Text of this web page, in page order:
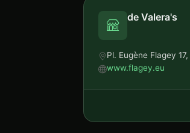
de Valera's
Pl. Eugène Flagey
www.flagey.eu